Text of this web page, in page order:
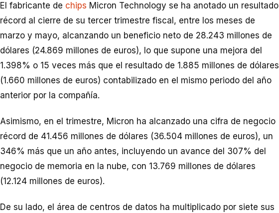
El fabricante de chips Micron Technology se ha anotado un resultado
récord al cierre de su tercer trimestre fiscal, entre los meses de
marzo y mayo, alcanzando un beneficio neto de 28.243 millones de
dólares (24.869 millones de euros), lo que supone una mejora del
1.398% o 15 veces más que el resultado de 1.885 millones de dólares
(1.660 millones de euros) contabilizado en el mismo periodo del año
anterior por la compañía.
Asimismo, en el trimestre, Micron ha alcanzado una cifra de negocio
récord de 41.456 millones de dólares (36.504 millones de euros), un
346% más que un año antes, incluyendo un avance del 307% del
negocio de memoria en la nube, con 13.769 millones de dólares
(12.124 millones de euros).
De su lado, el área de centros de datos ha multiplicado por siete sus